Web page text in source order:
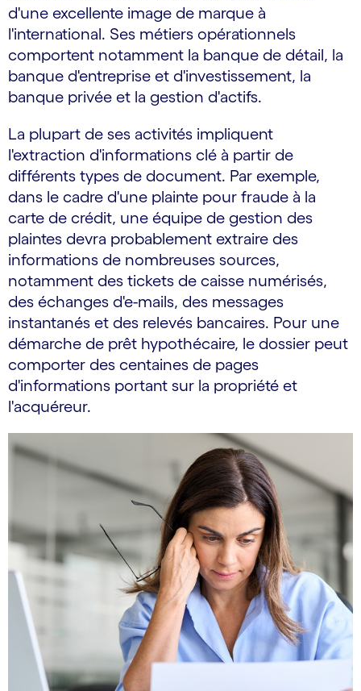
d'une excellente image de marque à
l'international. Ses métiers opérationnels
comportent notamment la banque de détail, la
banque d'entreprise et d'investissement, la
banque privée et la gestion d'actifs.
La plupart de ses activités impliquent
l'extraction d'informations clé à partir de
différents types de document. Par exemple,
dans le cadre d'une plainte pour fraude à la
carte de crédit, une équipe de gestion des
plaintes devra probablement extraire des
informations de nombreuses sources,
notamment des tickets de caisse numérisés,
des échanges d'e-mails, des messages
instantanés et des relevés bancaires. Pour une
démarche de prêt hypothécaire, le dossier peut
comporter des centaines de pages
d'informations portant sur la propriété et
l'acquéreur.